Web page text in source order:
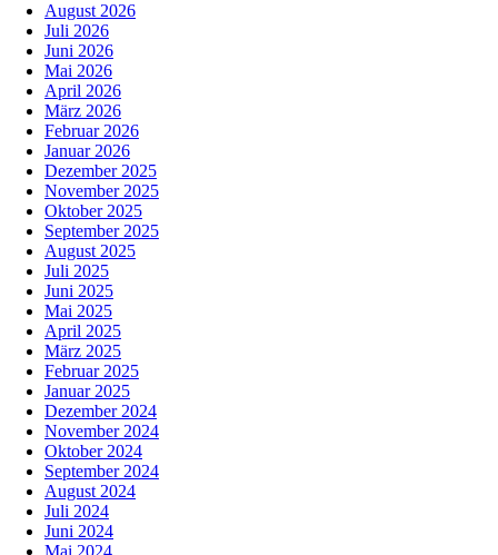
August 2026
Juli 2026
Juni 2026
Mai 2026
April 2026
März 2026
Februar 2026
Januar 2026
Dezember 2025
November 2025
Oktober 2025
September 2025
August 2025
Juli 2025
Juni 2025
Mai 2025
April 2025
März 2025
Februar 2025
Januar 2025
Dezember 2024
November 2024
Oktober 2024
September 2024
August 2024
Juli 2024
Juni 2024